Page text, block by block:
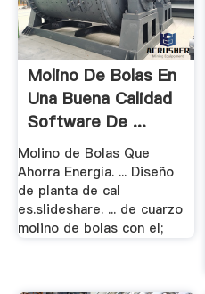
Molino De Bolas En
Una Buena Calidad
Software De ...
Molino de Bolas Que
Ahorra Energía. ... Diseño
de planta de cal
es.slideshare. ... de cuarzo
molino de bolas con el;